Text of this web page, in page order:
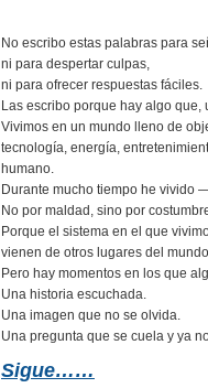
No escribo estas palabras para
ni para despertar culpas,
ni para ofrecer respuestas fáciles.
Las escribo porque hay algo que,
Vivimos en un mundo lleno de
tecnología, energía,
humano.
Durante mucho tiempo he vivido
No por maldad, sino por
Porque el sistema en el que
vienen de otros lugares del
Pero hay momentos en los que
Una historia escuchada.
Una imagen que no se olvida.
Una pregunta que se cuela y ya
Sigue……